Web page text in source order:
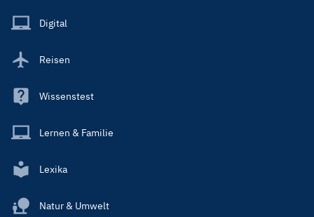
Main
Digital
Reisen
Wissenstest
Lernen & Familie
Lexika
Natur & Umwelt